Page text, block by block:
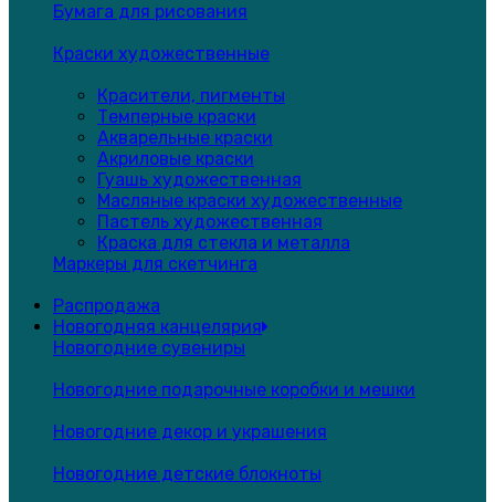
Бумага для рисования
Краски художественные
Красители, пигменты
Темперные краски
Акварельные краски
Акриловые краски
Гуашь художественная
Масляные краски художественные
Пастель художественная
Краска для стекла и металла
Маркеры для скетчинга
Распродажа
Новогодняя канцелярия
Новогодние сувениры
Новогодние подарочные коробки и мешки
Новогодние декор и украшения
Новогодние детские блокноты